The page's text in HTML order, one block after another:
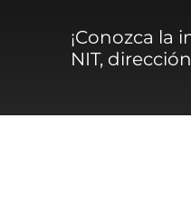
¡Conozca la
NIT,